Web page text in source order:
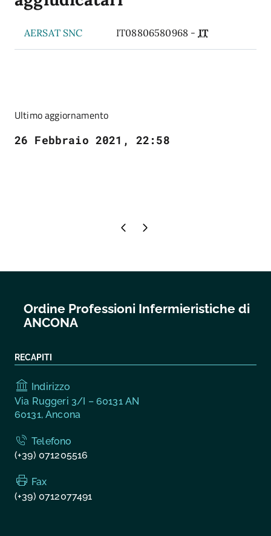
AERSAT SNC IT08806580968 - IT
Ultimo aggiornamento
26 Febbraio 2021, 22:58
Pagina precedente
Pagina successiva
Ordine Professioni Infermieristiche di
ANCONA
RECAPITI
Indirizzo
Via Ruggeri 3/I – 60131 AN
60131, Ancona
Telefono
(+39) 071205516
Fax
(+39) 0712077491